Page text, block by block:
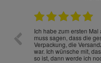
Ich habe zum ersten
muss sagen, dass die
Verpackung, die
war. Ich wünsche mit,
so ist, dann werde ich